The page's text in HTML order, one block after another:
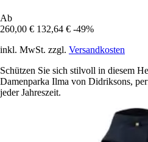
Ab
260,00 € 132,64 € -49%
inkl. MwSt. zzgl. Versandkosten
Schützen Sie sich stilvoll in diesem
Damenparka Ilma von Didriksons,
jeder Jahreszeit.